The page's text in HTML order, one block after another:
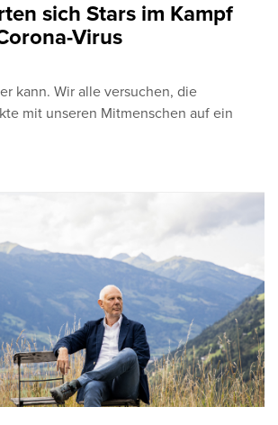
sich Stars im Kampf
Virus
kann. Wir alle versuchen, die
mit unseren Mitmenschen auf ein